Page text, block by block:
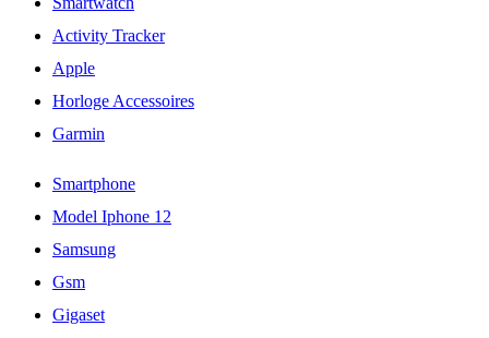
Activity Tracker
Apple
Horloge Accessoires
Garmin
Smartphone
Model Iphone 12
Samsung
Gsm
Gigaset